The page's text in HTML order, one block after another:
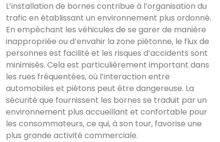
L’installation de bornes contribue à l’organisation du
trafic en établissant un environnement plus ordonné.
En empêchant les véhicules de se garer de manière
inappropriée ou d’envahir la zone piétonne, le flux de
personnes est facilité et les risques d’accidents sont
minimisés. Cela est particulièrement important dans
les rues fréquentées, où l’interaction entre
automobiles et piétons peut être dangereuse. La
sécurité que fournissent les bornes se traduit par un
environnement plus accueillant et confortable pour
les consommateurs, ce qui, à son tour, favorise une
plus grande activité commerciale.